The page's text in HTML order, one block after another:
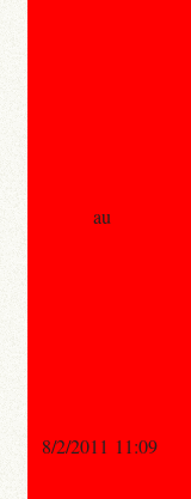
au
8/2/2011 11:09